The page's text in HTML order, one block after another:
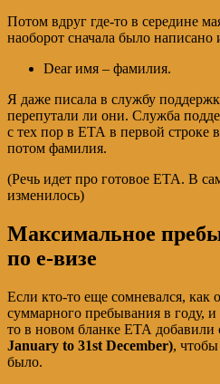
Потом вдруг где-то в середине
наоборот сначала было
Dear имя – фамилия.
Я даже писала в службу
перепутали ли они. Служба
с тех пор в ЕТА в первой строке
потом фамилия.
(Речь идет про готовое ЕТА. В
изменилось)
Максимальное
по е-визе
Если кто-то еще сомневался, как
суммарного пребывания в году, и
то в новом бланке ЕТА добавили
January to 31st December),
было.